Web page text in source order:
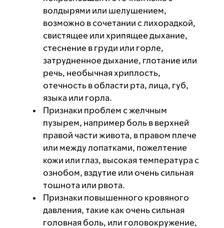
волдырями или шелушением,
возможно в сочетании с лихорадкой,
свистящее или хрипящее дыхание,
стеснение в груди или горле,
затрудненное дыхание, глотание или
речь, необычная хриплость,
отечность в области рта, лица, губ,
языка или горла.
Признаки проблем с желчным
пузырем, например боль в верхней
правой части живота, в правом плече
или между лопатками, пожелтение
кожи или глаз, высокая температура с
ознобом, вздутие или очень сильная
тошнота или рвота.
Признаки повышенного кровяного
давления, такие как очень сильная
головная боль, или головокружение,